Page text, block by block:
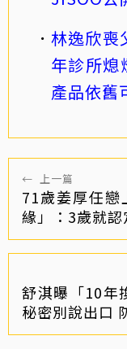
林逸欣喪
年診所
產品依舊
← 上一篇
71歲姜厚任
緣」：3歲就認
舒淇曝「10年
秘密別說出口